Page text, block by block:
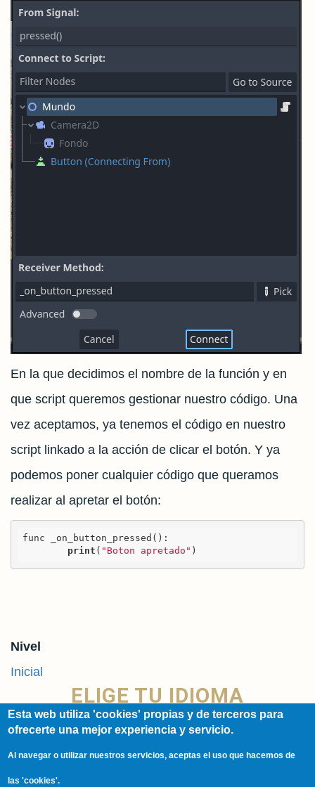
En la que decidimos el nombre de la función y en
que script queremos gestionar nuestro código. Una
vez aceptamos, ya tenemos el código en nuestro
script linkado a la acción de clicar el botón. Y ya
podemos poner cualquier código que queramos
realizar al apretar el botón:
func _on_button_pressed():
print ( "Boton apretado" )
Nivel
Inicial
ELIGE TU IDIOMA
English
Esta web utiliza 'cookies' propias y de terceros para
ofrecerte una mejor experiencia y servicio.
Al navegar o utilizar nuestros servicios, aceptas el uso que hacemos de
las 'cookies'.